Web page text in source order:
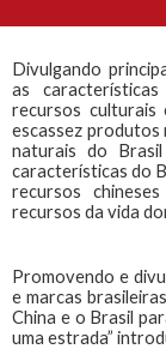
Divulgando
as
recursos culturais
escassez
naturais do
características do
recursos
recursos da vida
Promovendo e
e marcas
China e o Brasil
uma estrada”